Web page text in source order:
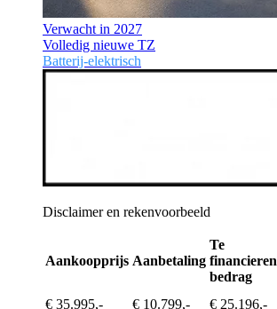
Verwacht in 2027
Volledig nieuwe TZ
Batterij-elektrisch
Disclaimer en rekenvoorbeeld
Aankoopprijs Aanbetaling
Te
financieren
bedrag
€ 35.995,- € 10.799,- € 25.196,-